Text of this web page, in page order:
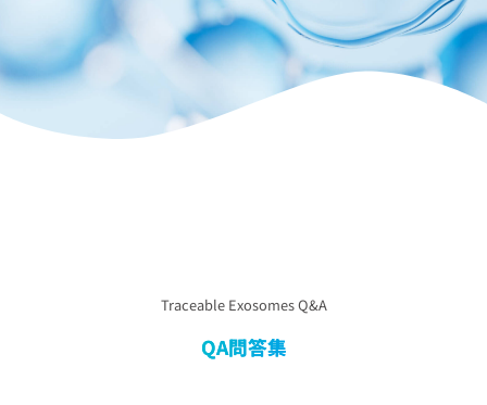
Traceable Exosomes Q&A
QA問答集